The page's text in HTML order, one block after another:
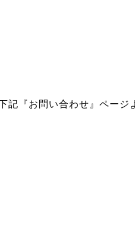
記『お問い合わせ』ページ